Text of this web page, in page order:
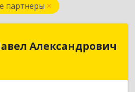
партнеры
Александрович
область, город Шарья,